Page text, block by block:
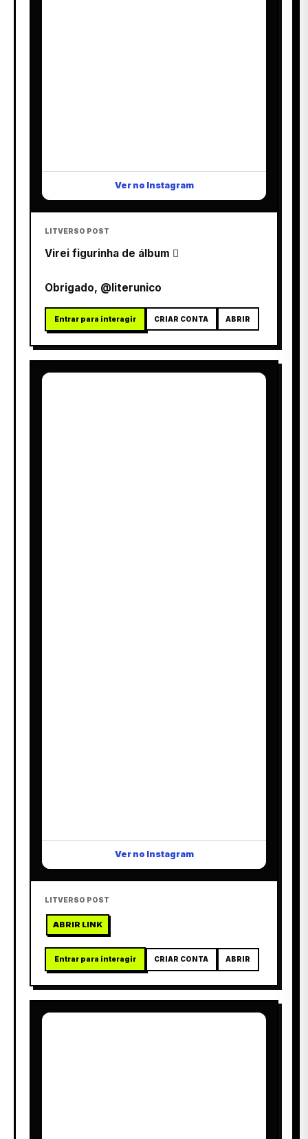
Ver no Instagram
LITVERSO POST
Virei figurinha de álbum 
Obrigado, @literunico
Entrar para interagir CRIAR CONTA ABRIR
Ver no Instagram
LITVERSO POST
ABRIR LINK
Entrar para interagir CRIAR CONTA ABRIR